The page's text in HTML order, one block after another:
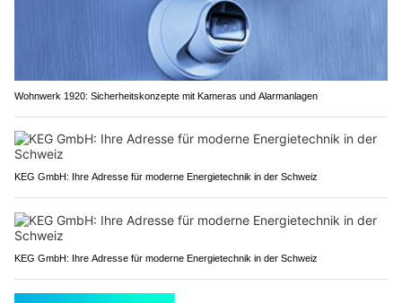
Wohnwerk 1920: Sicherheitskonzepte mit Kameras und Alarmanlagen
KEG GmbH: Ihre Adresse für moderne Energietechnik in der Schweiz
KEG GmbH: Ihre Adresse für moderne Energietechnik in der Schweiz